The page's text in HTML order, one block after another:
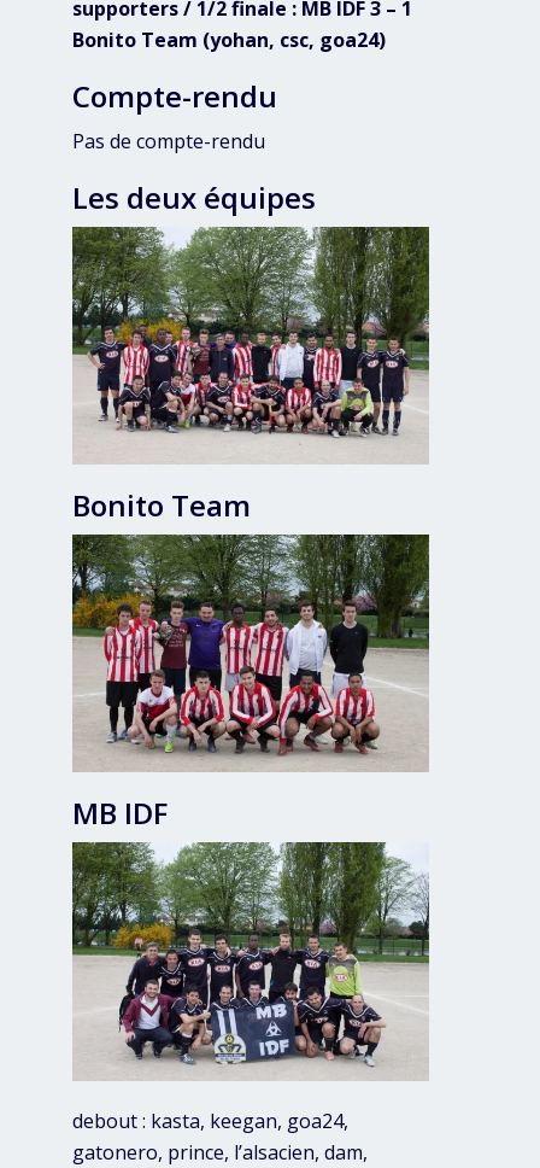
supporters / 1/2 finale : MB IDF 3 – 1
Bonito Team (yohan, csc, goa24)
Compte-rendu
Pas de compte-rendu
Les deux équipes
Bonito Team
MB IDF
debout : kasta, keegan, goa24,
gatonero, prince, l’alsacien, dam,